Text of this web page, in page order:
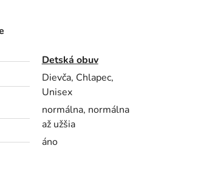
Detská obuv
Dievča, Chlapec,
Unisex
normálna, normálna
až užšia
áno